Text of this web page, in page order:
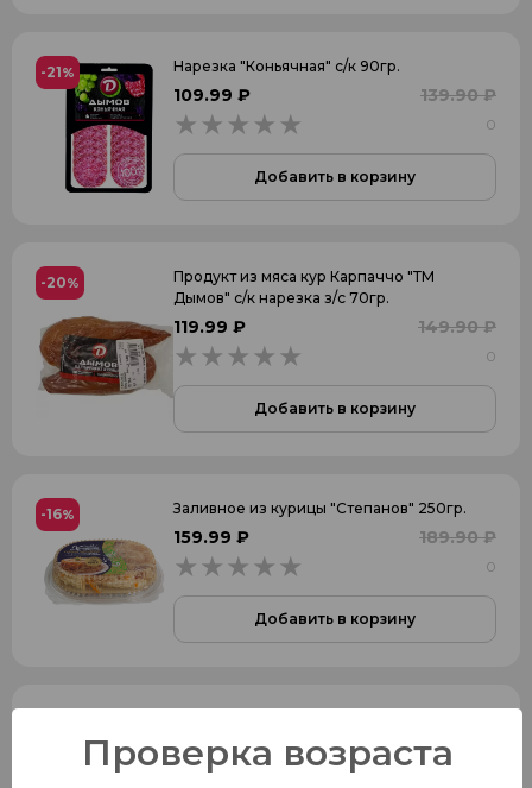
-21% Нарезка "Коньячная" с/к 90гр.
109.99 ₽ 139.90 ₽
0
Добавить в корзину
-20%
Продукт из мяса кур Карпаччо "ТМ
Дымов" с/к нарезка з/с 70гр.
119.99 ₽ 149.90 ₽
0
Добавить в корзину
-16% Заливное из курицы "Степанов" 250гр.
159.99 ₽ 189.90 ₽
0
Добавить в корзину
119.99 ₽ 139.90 ₽
Проверка возраста